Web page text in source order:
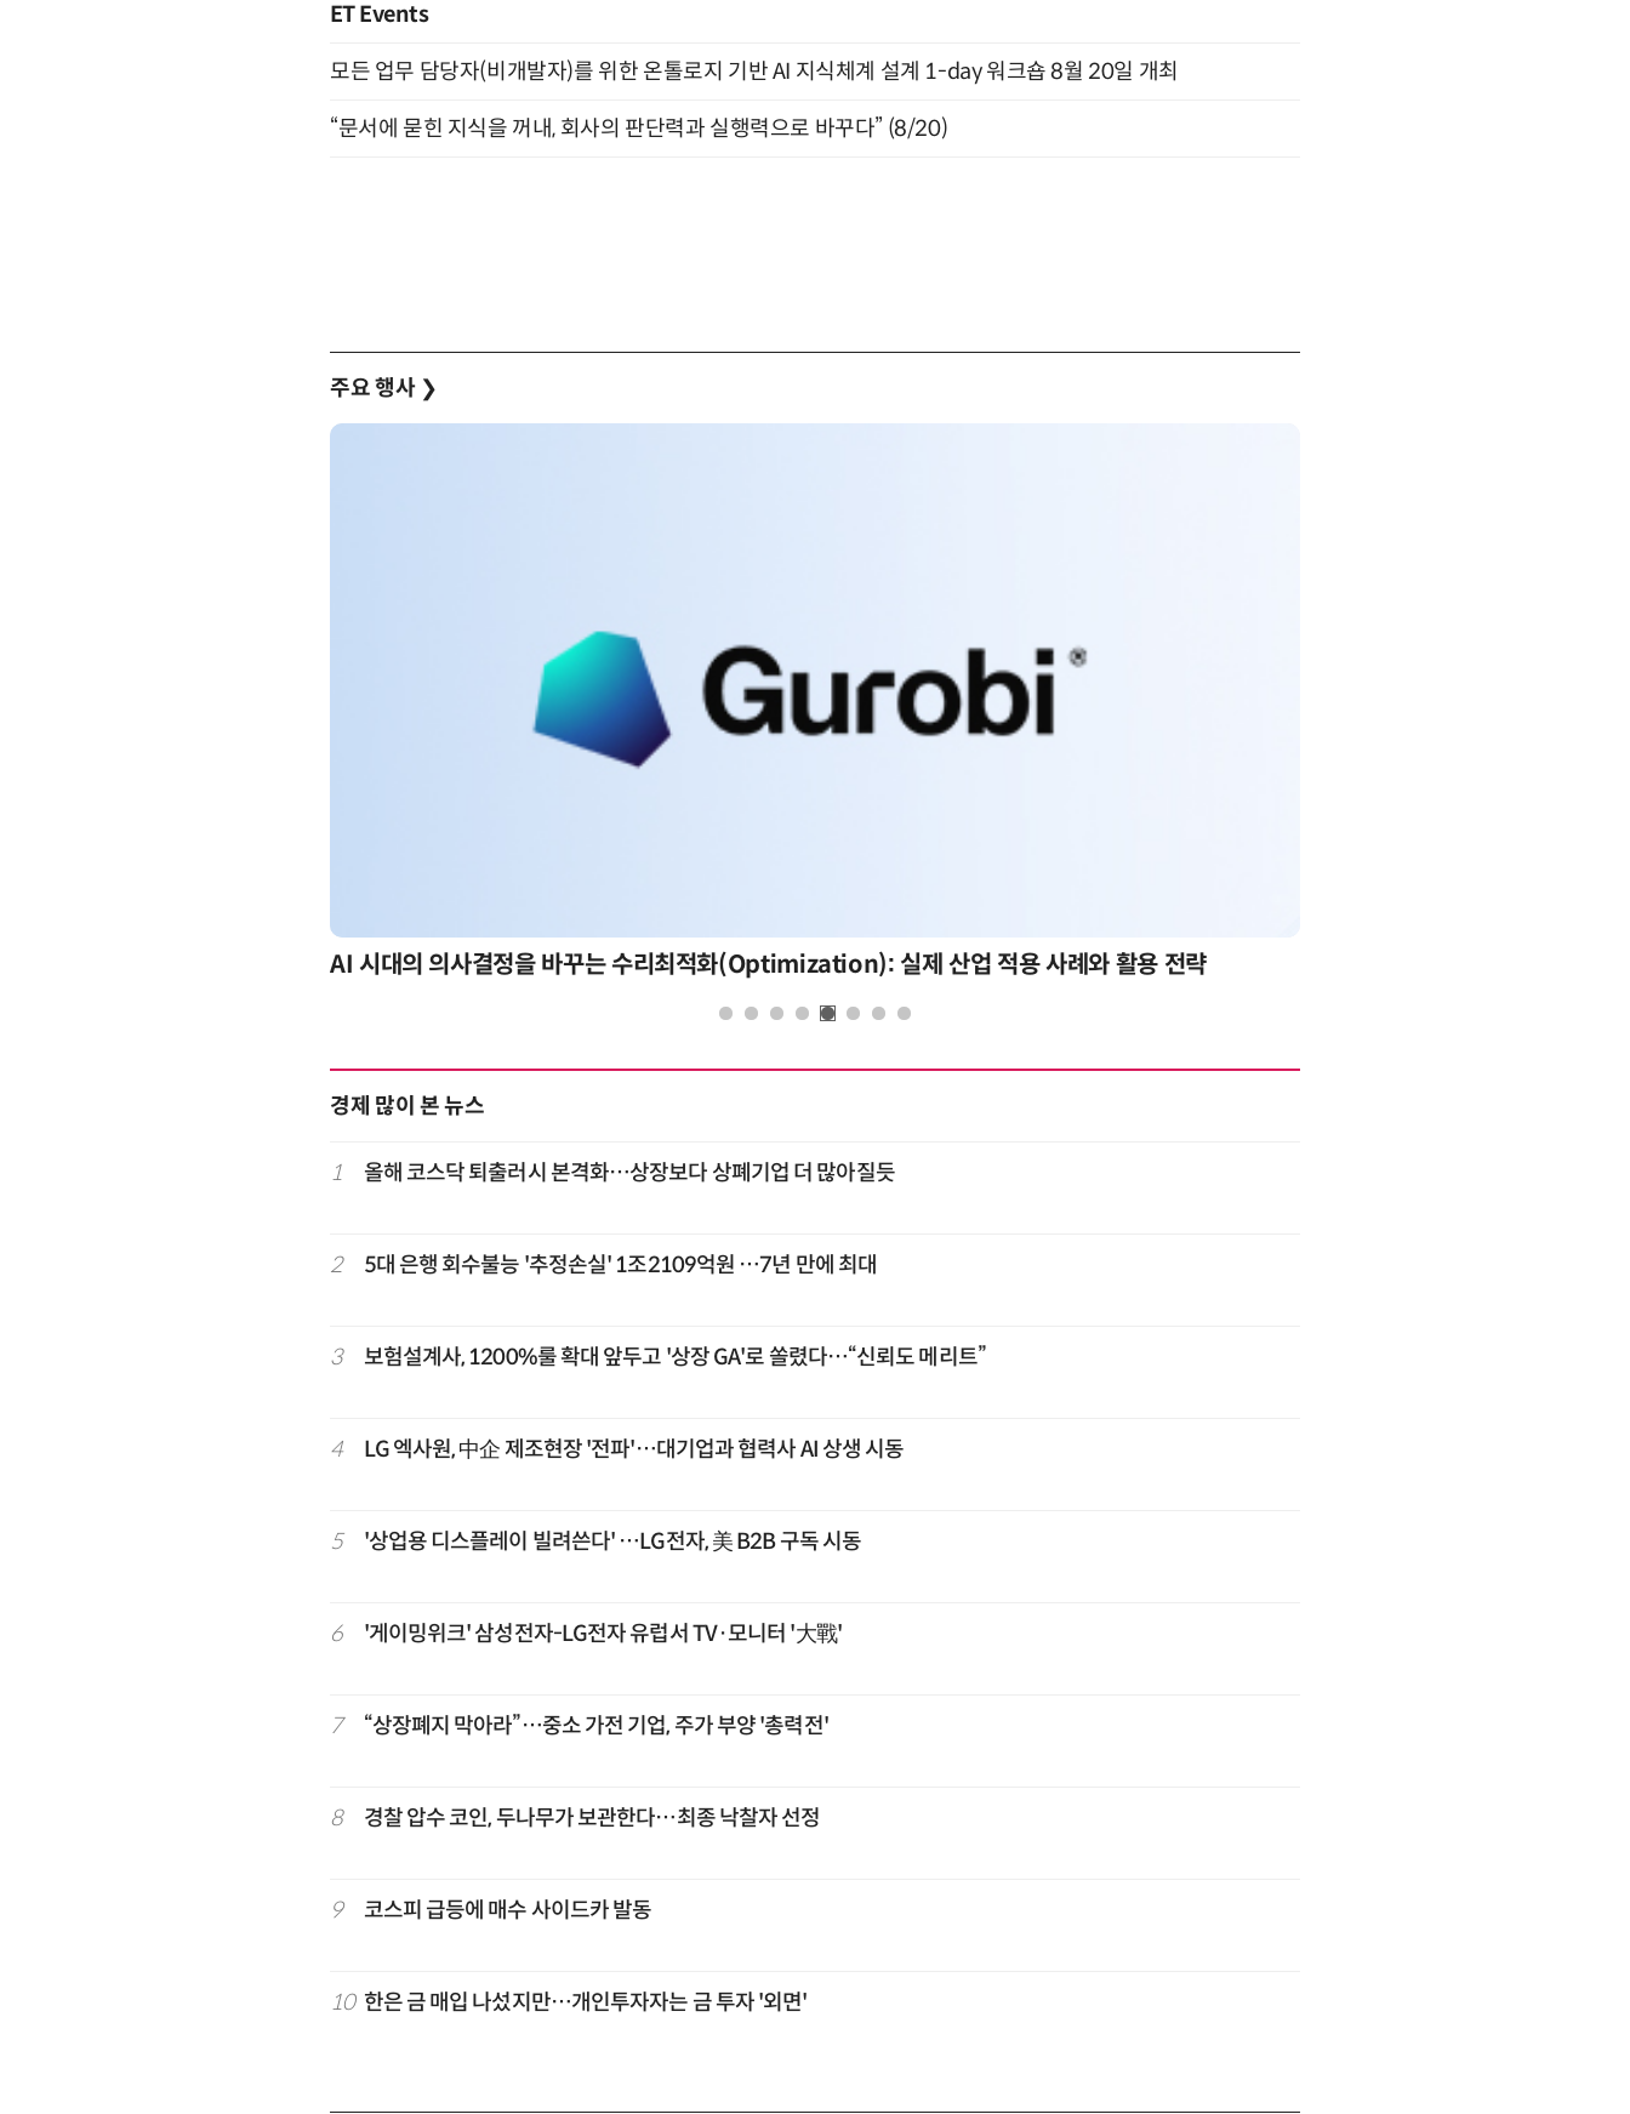
ET Events
모든 업무 담당자(비개발자)를 위한 온톨로지 기반 AI 지식체계 설계 1-day 워크숍 8월 20일 개최
“문서에 묻힌 지식을 꺼내, 회사의 판단력과 실행력으로 바꾸다” (8/20)
주요 행사 ❯
AI 시대의 의사결정을 바꾸는 수리최적화(Optimization): 실제 산업 적용 사례와 활용 전략
경제 많이 본 뉴스
1 올해 코스닥 퇴출러시 본격화…상장보다 상폐기업 더 많아질듯
2 5대 은행 회수불능 '추정손실' 1조2109억원 …7년 만에 최대
3 보험설계사, 1200%룰 확대 앞두고 '상장 GA'로 쏠렸다…“신뢰도 메리트”
4 LG 엑사원, 中企 제조현장 '전파'…대기업과 협력사 AI 상생 시동
5 '상업용 디스플레이 빌려쓴다' …LG전자, 美 B2B 구독 시동
6 '게이밍위크' 삼성전자-LG전자 유럽서 TV·모니터 '大戰'
7 “상장폐지 막아라”…중소 가전 기업, 주가 부양 '총력전'
8 경찰 압수 코인, 두나무가 보관한다…최종 낙찰자 선정
9 코스피 급등에 매수 사이드카 발동
10 한은 금 매입 나섰지만…개인투자자는 금 투자 '외면'